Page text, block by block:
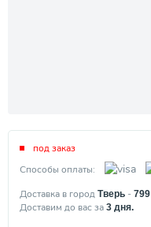
под заказ
Способы оплаты:
Доставка в город Тверь - 799
Доставим до вас за 3 дня.